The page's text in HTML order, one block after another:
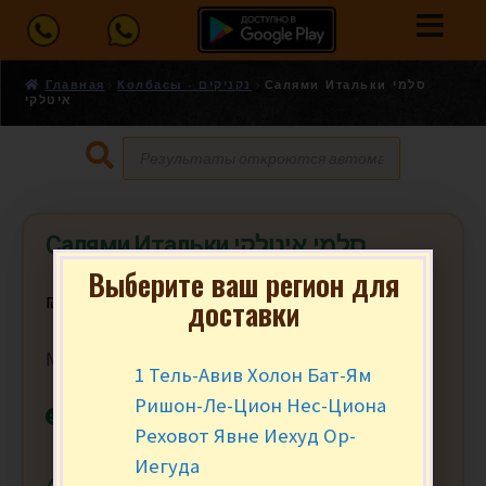
Главная Колбасы - נקניקים
Салями Итальки סלמי
איטלקי
Салями Итальки סלמי איטלקי
₪ за 100 гр.
Мин заказ от 200 гр. (2)
В наличии
Выберите ваш регион для
доставки
1 Тель-Авив Холон Бат-Ям
Ришон-Ле-Цион Нес-Циона
Реховот Явне Иехуд Ор-
Иегуда